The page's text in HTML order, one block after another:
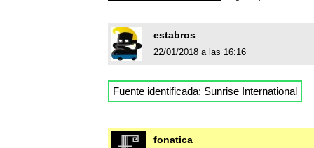
estabros
22/01/2018 a las 16:16
Fuente identificada: Sunrise International
fonatica